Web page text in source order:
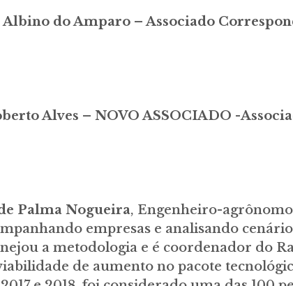
Albino do Amparo – Associado
Alves – NOVO ASSOCIADO -
Palma Nogueira, Engenheiro-
empresas e analisando
a metodologia e é coordenador do
de aumento no pacote